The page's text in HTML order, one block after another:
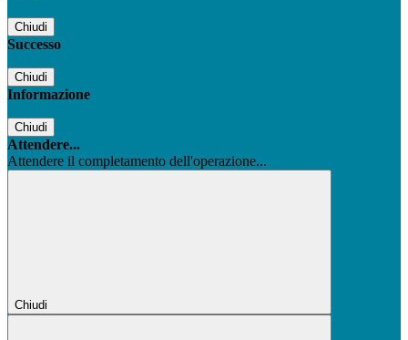
Chiudi
Successo
Chiudi
Informazione
Chiudi
Attendere...
Attendere il completamento dell'operazione...
Chiudi